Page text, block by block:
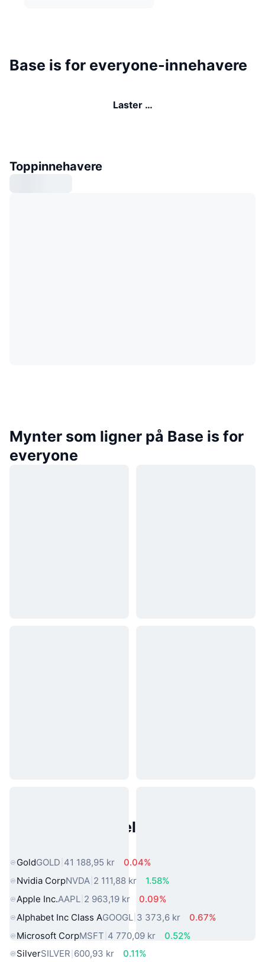
Base is for everyone-innehavere
Laster …
Toppinnehavere
Mynter som ligner på Base is for
everyone
Populære eiendeler fra den
GoldGOLD 41 188,95 kr
0.04%
Nvidia CorpNVDA 2 111,88 kr
1.58%
Apple Inc.AAPL 2 963,19 kr
0.09%
Alphabet Inc Class AGOOGL 3 373,6 kr
0.67%
Microsoft CorpMSFT 4 770,09 kr
0.52%
SilverSILVER 600,93 kr 0.11%